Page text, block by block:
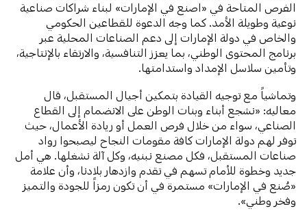
الفرص المتاحة في «اصنع في الإمارات» لبناء شراكات صناعية
نوعية وطويلة الأمد. كما وجه الدعوة للقطاعين الحكومي
والخاص في دولة الإمارات إلى دعم الصناعات المحلية عبر
برنامج المحتوى الوطني، بما يعزز التنافسية، والارتقاء بالإنتاجية،
وتأمين سلاسل الإمداد واستدامتها.
وتماشياً مع توجيه القيادة بتمكين أجيال المستقبل، قال
معاليه: «نشجع أبناء وبنات الوطن على الانضمام إلى القطاع
الصناعي، سواء من خلال فرص العمل أو ريادة الأعمال، حيث
توفر لهم دولة الإمارات كافة مقومات النجاح ليصبحوا رواد
صناعات المستقبل، فكل مصنع نبنيه، وكل آلة نشغلها. هي أمل
جديد وخطوة للأمام تسهم في تقدم وازدهار بلادنا، وأن علامة
«صُنع في الإمارات» مستمرة في أن تكون رمزاً للجودة والتميز
وفخر وطني».